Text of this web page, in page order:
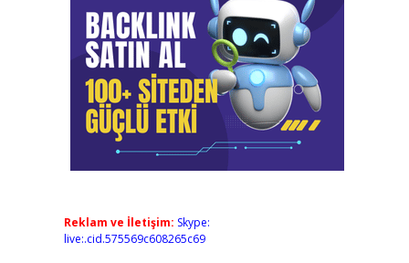
Reklam ve İletişim: Skype:
live:.cid.575569c608265c69